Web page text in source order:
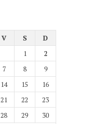
V S
D
1
2
7 8
9
14 15
16
21 22
23
28 29
30